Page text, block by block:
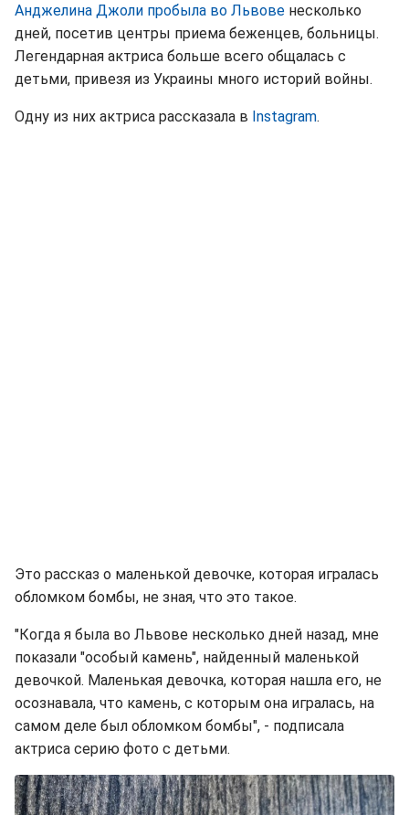
Анджелина Джоли пробыла во Львове несколько
дней, посетив центры приема беженцев, больницы.
Легендарная актриса больше всего общалась с
детьми, привезя из Украины много историй войны.
Одну из них актриса рассказала в Instagram.
Это рассказ о маленькой девочке, которая игралась
обломком бомбы, не зная, что это такое.
"Когда я была во Львове несколько дней назад, мне
показали "особый камень", найденный маленькой
девочкой. Маленькая девочка, которая нашла его, не
осознавала, что камень, с которым она игралась, на
самом деле был обломком бомбы", - подписала
актриса серию фото с детьми.